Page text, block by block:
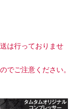
は行っておりませ
でご注意ください。